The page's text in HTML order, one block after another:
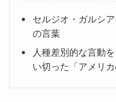
セルジオ・ガルシ
の言葉
人種差別的な言動
い切った「アメリカ